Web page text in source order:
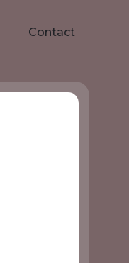
Contact